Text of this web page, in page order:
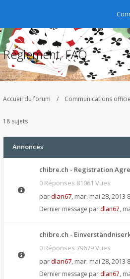
Règlement, FAQ
Accueil du forum Communications
18 sujets
Annonces
chibre.ch - Registration
0 Réponses 81061 Vues
pardlan67, mar. mai 28, 2013
Dernier message par dlan67,
chibre.ch -
0 Réponses 79679 Vues
pardlan67, mar. mai 28, 2013
Dernier message par dlan67,